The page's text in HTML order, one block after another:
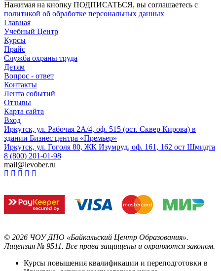
Нажимая на кнопку ПОДПИСАТЬСЯ, вы соглашаетесь с
политикой об обработке персональных данных
Главная
Учебный Центр
Курсы
Прайс
Служба охраны труда
Детям
Вопрос - ответ
Контакты
Лента событий
Отзывы
Карта сайта
Вход
Иркутск, ул. Рабочая 2А/4, оф. 515 (ост. Сквер Кирова) в
здании Бизнес центра «Премьер»
Иркутск, ул. Гоголя 80, ЖК Изумруд, оф. 161, 162 ост Шмидта
8 (800) 201-01-98
mail@levober.ru
© 2026 ЧОУ ДПО «Байкальский Центр Образования».
Лицензия № 9511. Все права защищены и охраняются законом.
Курсы повышения квалификации и переподготовки в